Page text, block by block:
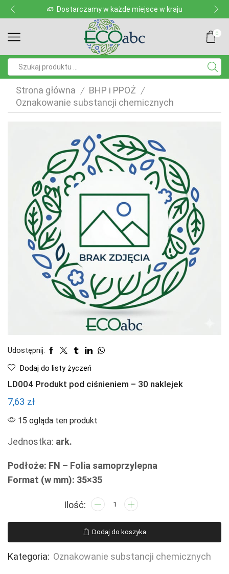
Dostarczamy w każde miejsce w kraju
0
Strona główna / BHP i PPOŻ /
Oznakowanie substancji chemicznych
Udostępnij:
Dodaj do listy życzeń
LD004 Produkt pod ciśnieniem – 30 naklejek
7,63 zł
15 ogląda ten produkt
Jednostka: ark.
Podłoże: FN – Folia samoprzylepna
Format (w mm): 35×35
ilość
Produkt
pod
ciśnieniem
Dodaj do koszyka
Kategoria: Oznakowanie substancji chemicznych